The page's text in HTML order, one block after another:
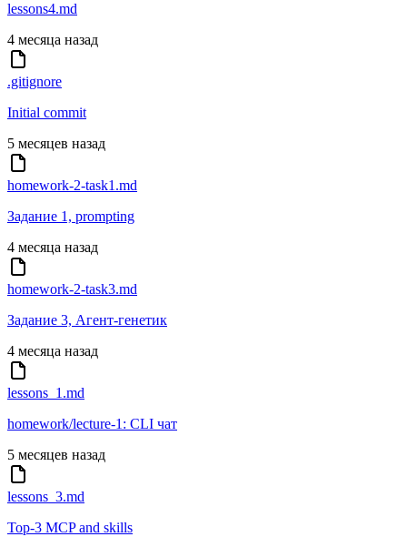
lessons4.md
4 месяца назад
.gitignore
Initial commit
5 месяцев назад
homework-2-task1.md
Задание 1, prompting
4 месяца назад
homework-2-task3.md
Задание 3, Агент-генетик
4 месяца назад
lessons_1.md
homework/lecture-1: CLI чат
5 месяцев назад
lessons_3.md
Top-3 MCP and skills